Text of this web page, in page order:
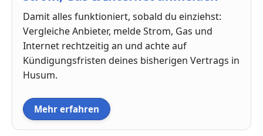
Damit alles funktioniert, sobald du einziehst:
Vergleiche Anbieter, melde Strom, Gas und
Internet rechtzeitig an und achte auf
Kündigungsfristen deines bisherigen Vertrags in
Husum.
Mehr erfahren